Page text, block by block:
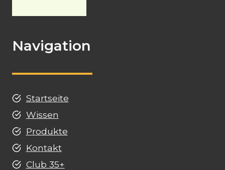
Navigation
Startseite
Wissen
Produkte
Kontakt
Club 35+